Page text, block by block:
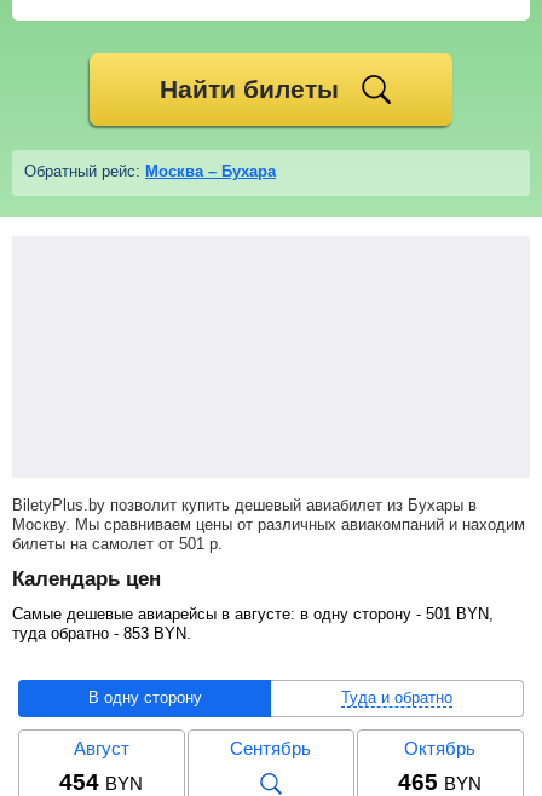
Найти билеты
Обратный рейс: Москва – Бухара
BiletyPlus.by позволит купить дешевый авиабилет из Бухары в
Москву. Мы сравниваем цены от различных авиакомпаний и находим
билеты на самолет от 501 р
Календарь цен
Самые дешевые авиарейсы в августе: в одну сторону - 501 BYN
туда обратно - 853 BYN
В одну сторону Туда и обратно
Август
454 BYN
Сентябрь Октябрь
465 BYN